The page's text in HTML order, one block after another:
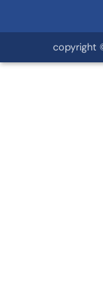
copyright